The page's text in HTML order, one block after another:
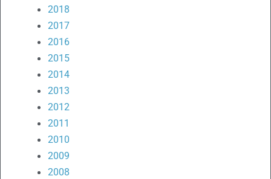
2018
2017
2016
2015
2014
2013
2012
2011
2010
2009
2008